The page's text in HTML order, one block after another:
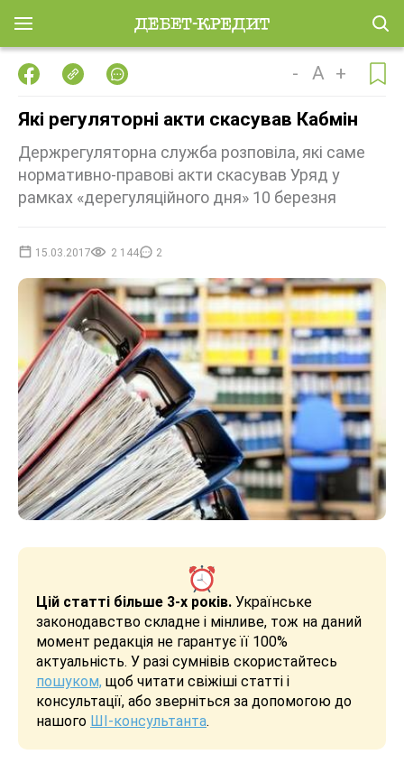
- A +
Які регуляторні акти скасував Кабмін
Держрегуляторна служба розповіла, які саме
нормативно-правові акти скасував Уряд у
рамках «дерегуляційного дня» 10 березня
15.03.2017 2 144 2
Цій статті більше 3-х років. Українське
законодавство складне і мінливе, тож на даний
момент редакція не гарантує її 100%
актуальність. У разі сумнівів скористайтесь
пошуком, щоб читати свіжіші статті і
консультації, або зверніться за допомогою до
нашого ШІ-консультанта.